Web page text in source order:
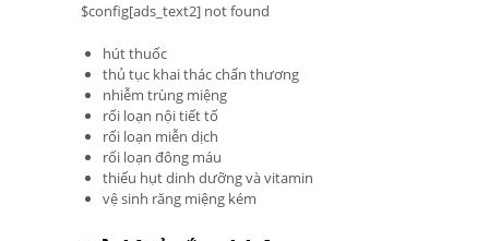
$config[ads_text2] not found
hút thuốc
thủ tục khai thác chấn thương
nhiễm trùng miệng
rối loạn nội tiết tố
rối loạn miễn dịch
rối loạn đông máu
thiếu hụt dinh dưỡng và vitamin
vệ sinh răng miệng kém